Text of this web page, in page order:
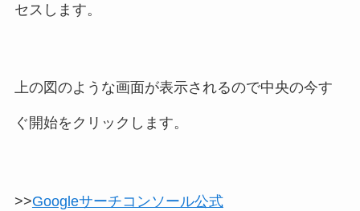
セスします。
上の図のような画面が表示されるので中央の今す
ぐ開始をクリックします。
>>Googleサーチコンソール公式